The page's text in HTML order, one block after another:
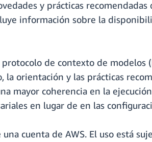
y prácticas
información sobre la
de contexto de modelos
orientación y las prácticas
mayor coherencia en la
en lugar de en las
cuenta de AWS. El uso está